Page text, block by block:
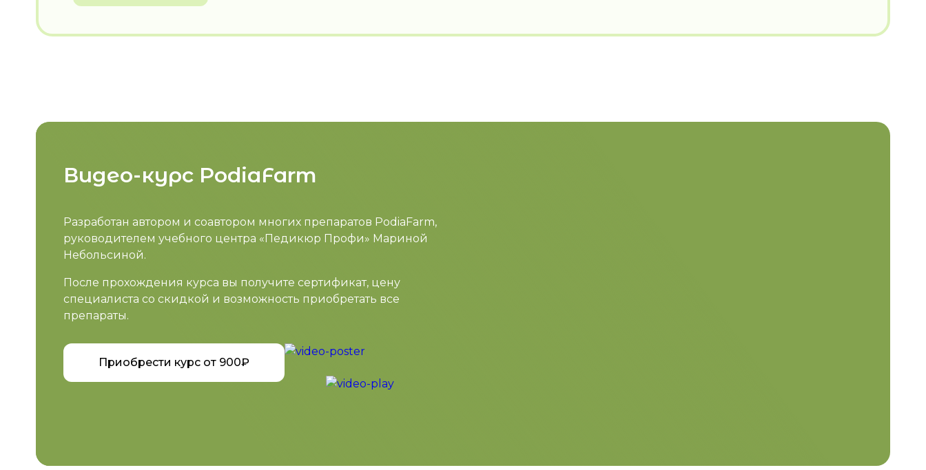
Видео-курс PodiaFarm
Разработан автором и соавтором многих препаратов PodiaFarm,
руководителем учебного центра «Педикюр Профи» Мариной
Небольсиной.
После прохождения курса вы получите сертификат, цену
специалиста со скидкой и возможность приобретать все
препараты.
Приобрести курс от 900₽